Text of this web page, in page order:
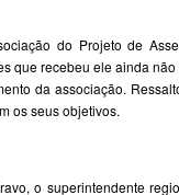
do Projeto de
que recebeu ele ainda
da associação.
os seus objetivos.
o superintendente